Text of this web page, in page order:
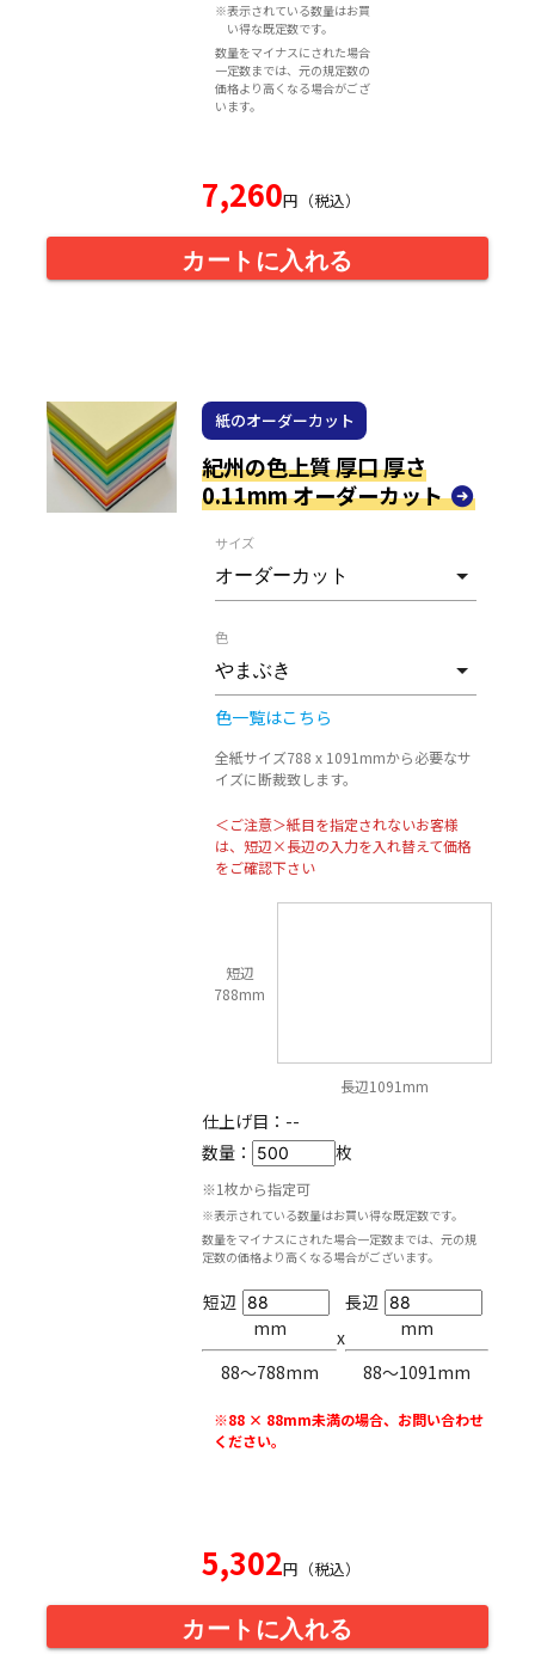
※表示されている数量はお買
い得な既定数です。
数量をマイナスにされた場合
一定数までは、元の規定数の
価格より高くなる場合がござ
います。
7,260円（税込）
カートに入れる
紙のオーダーカット
紀州の色上質 厚口 厚さ
0.11mm オーダーカット
サイズ
色
色一覧はこちら
全紙サイズ788 x 1091mmから必要なサ
イズに断裁致します。
＜ご注意＞紙目を指定されないお客様
は、短辺×長辺の入力を入れ替えて価格
をご確認下さい
短辺
788mm
長辺1091mm
仕上げ目： --
数量：
枚
※1枚から指定可
※表示されている数量はお買い得な既定数です。
数量をマイナスにされた場合一定数までは、元の規
定数の価格より高くなる場合がございます。
短辺
mm
88〜788mm
x
長辺
mm
88〜1091mm
※88 × 88mm未満の場合、お問い合わせ
ください。
5,302円（税込）
カートに入れる